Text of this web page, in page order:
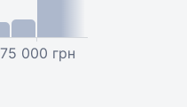
75 000 грн